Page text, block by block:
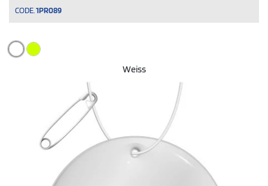
CODE. 1PR089
Weiss